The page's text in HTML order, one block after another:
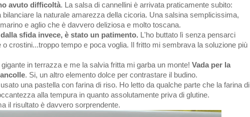
avuto difficoltà. La salsa di cannellini è arrivata praticamente subito:
bilanciare la naturale amarezza della cicoria. Una salsina semplicissima,
e aglio che è davvero deliziosa e molto toscana.
sfida invece, è stato un patimento. L'ho buttato lì senza pensarci
o crostini...troppo tempo e poca voglia. Il fritto mi sembrava la soluzione più
gigante in terrazza e me la salvia fritta mi garba un monte! Vada per la
. Si, un altro elemento dolce per contrastare il budino.
una pastella con farina di riso. Ho letto da qualche parte che la farina di
alla tempura in quanto assolutamente priva di glutine.
il risultato è davvero sorprendente.